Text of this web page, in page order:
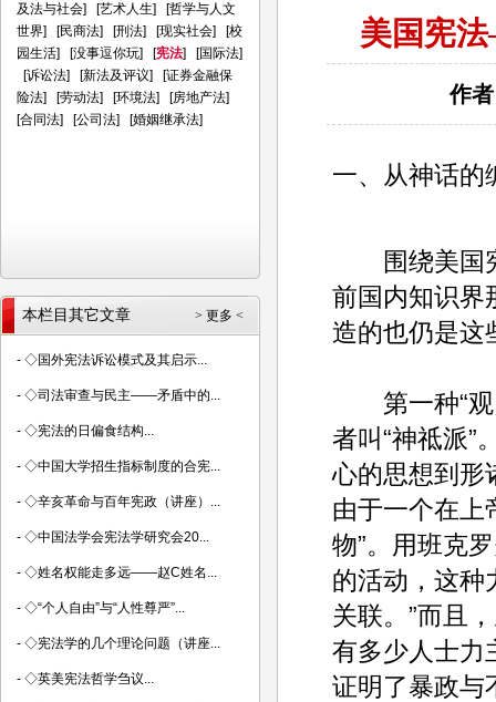
美国宪
作
一、从神话的
围绕美国宪
前国内知识界
造的也仍是这
第一种“观
者叫“神祗派”
心的思想到形
由于一个在上
物”。用班克
的活动，这种
关联。”而且
有多少人士力
证明了暴政与
及法与社会] [艺术人生] [哲学与人文
世界] [民商法] [刑法] [现实社会] [校
园生活] [没事逗你玩] [宪法] [国际法]
[诉讼法] [新法及评议] [证券金融保
险法] [劳动法] [环境法] [房地产法]
[合同法] [公司法] [婚姻继承法]
> 更多 <
本栏目其它文章
- ◇国外宪法诉讼模式及其启示...
- ◇司法审查与民主——矛盾中的...
- ◇宪法的日偏食结构...
- ◇中国大学招生指标制度的合宪...
- ◇辛亥革命与百年宪政（讲座）...
- ◇中国法学会宪法学研究会20...
- ◇姓名权能走多远——赵C姓名...
- ◇“个人自由”与“人性尊严”...
- ◇宪法学的几个理论问题（讲座...
- ◇英美宪法哲学刍议...